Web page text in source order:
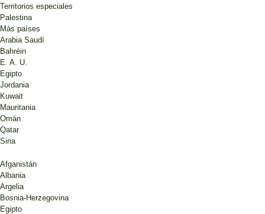
Territorios especiales
Palestina
Más países
Arabia Saudí
Bahréin
E. A. U.
Egipto
Jordania
Kuwait
Mauritania
Omán
Qatar
Siria
Afganistán
Albania
Argelia
Bosnia-Herzegovina
Egipto